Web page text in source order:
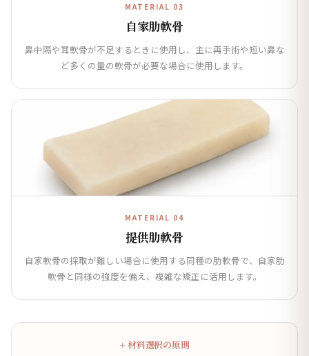
MATERIAL 03
自家肋軟骨
鼻中隔や耳軟骨が不足するときに使用し、主に再手術や短い鼻な
ど多くの量の軟骨が必要な場合に使用します。
MATERIAL 04
提供肋軟骨
自家軟骨の採取が難しい場合に使用する同種の肋軟骨で、自家肋
軟骨と同様の強度を備え、複雑な矯正に活用します。
+ 材料選択の原則